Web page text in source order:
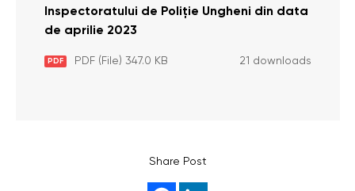
Inspectoratului de Poliție Ungheni din data
de aprilie 2023
PDF PDF (File) 347.0 KB 21 downloads
Share Post